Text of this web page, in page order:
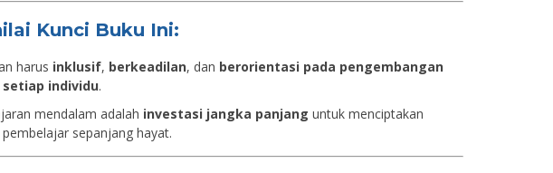
Kunci Buku Ini:
harus inklusif, berkeadilan, dan berorientasi pada pengembangan
individu.
mendalam adalah investasi jangka panjang untuk menciptakan
sepanjang hayat.